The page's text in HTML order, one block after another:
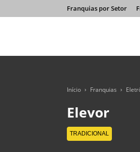
Franquias por Setor
Início Franquias
Elevor
TRADICIONAL